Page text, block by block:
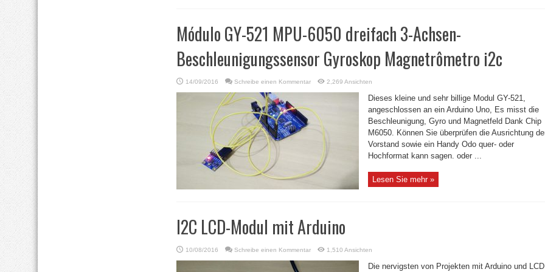
Módulo GY-521 MPU-6050 dreifach 3-Achsen-
Beschleunigungssensor Gyroskop Magnetrômetro i2c
14/09/2016 Schreibe einen Kommentar 2,269 Ansichten
Dieses kleine und sehr billige Modul GY-521,
angeschlossen an ein Arduino Uno, Es misst die
Beschleunigung, Gyro und Magnetfeld Dank Chip
M6050. Können Sie überprüfen die Ausrichtung
Vorstand sowie ein Handy Odo quer- oder
Hochformat kann sagen. oder ...
Lesen Sie mehr »
I2C LCD-Modul mit Arduino
10/08/2016 Schreibe einen Kommentar 1,510 Ansichten
Die nervigsten von Projekten mit Arduino und LCD